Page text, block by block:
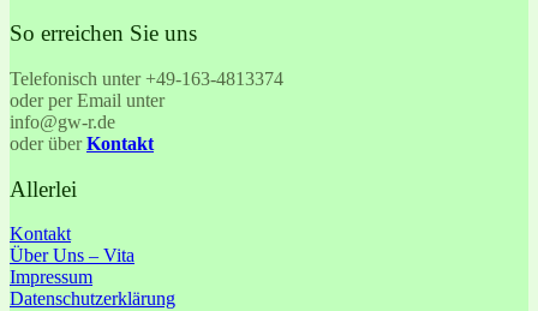
So erreichen Sie uns
Telefonisch unter +49-163-4813374
oder per Email unter
info@gw-r.de
oder überKontakt
Allerlei
Kontakt
Über Uns – Vita
Impressum
Datenschutzerklärung